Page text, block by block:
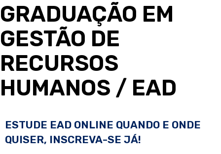
GRADUAÇÃO EM
GESTÃO DE
RECURSOS
HUMANOS / EAD
ESTUDE EAD ONLINE QUANDO E ONDE
QUISER, INSCREVA-SE JÁ!